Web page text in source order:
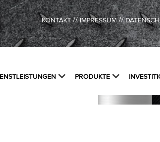
KONTAKT//IMPRESSUM//
PRODUKTE